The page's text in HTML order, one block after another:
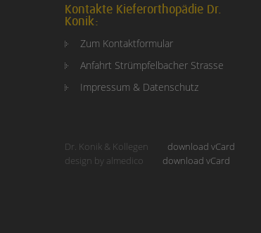
Kontakte Kieferorthopädie Dr.
Konik:
Zum Kontaktformular
Anfahrt Strümpfelbacher Strasse
Impressum & Datenschutz
Dr. Konik & Kollegen
download vCard
design by almedico
download vCard